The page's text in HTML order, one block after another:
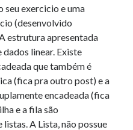
(3.6.3)
seu exercicio e uma
(desenvolvido
estrutura apresentada
dados linear. Existe
que também é
(fica pra outro post) e a
encadeada (fica
e a fila são
A Lista, não possue